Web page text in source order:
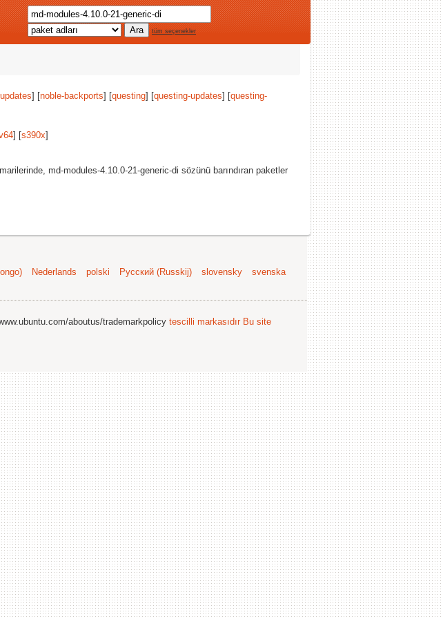
tüm seçenekler
] [noble-backports] [questing] [questing-updates] [questing-
] [s390x]
md-modules-4.10.0-21-generic-di sözünü barındıran paketler
Nederlands polski Русский (Russkij) slovensky
svenska
aboutus/trademarkpolicy tescilli markasıdır Bu site